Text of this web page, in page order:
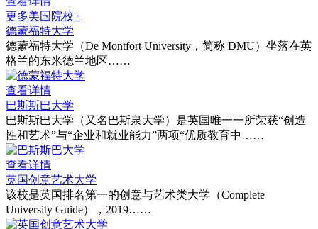
更多美国院校+
德蒙福特大学
德蒙福特大学（De Montfort University，简称 DMU）坐落在英
格兰的东米德兰地区……
查看详情
巴斯斯巴大学
巴斯斯巴大学（又名巴斯泉大学）是英国唯一一所荣获“创造
性和艺术”与“企业和就业能力”两项“优质教育中……
查看详情
英国创意艺术大学
该校是英国排名第一的创意与艺术类大学（Complete
University Guide），2019……